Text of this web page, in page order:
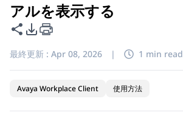
アルを表示する
このページを共有
PDFエクスポートオプション
最終更新 : Apr 08, 2026 | 1 min read
Avaya Workplace Client 使用方法